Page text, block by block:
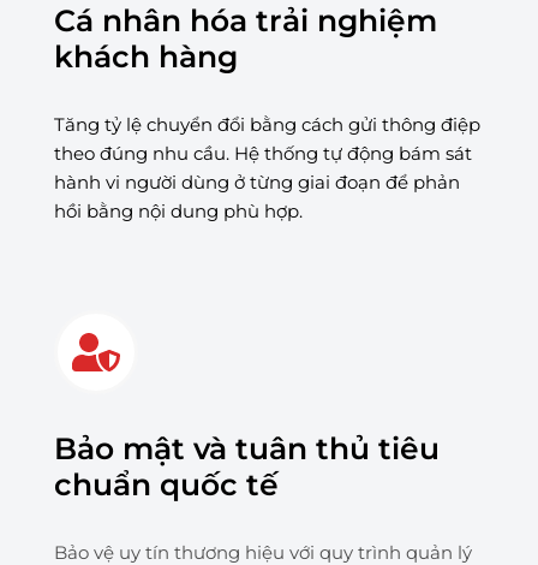
Cá nhân hóa trải nghiệm
khách hàng
Tăng tỷ lệ chuyển đổi bằng cách gửi thông điệp
theo đúng nhu cầu. Hệ thống tự động bám sát
hành vi người dùng ở từng giai đoạn để phản
hồi bằng nội dung phù hợp.
Bảo mật và tuân thủ tiêu
chuẩn quốc tế
Bảo vệ uy tín thương hiệu với quy trình quản lý